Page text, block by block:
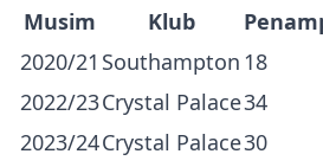
Musim Klub
2020/21 Southampton 18
2022/23Crystal Palace34
2023/24Crystal Palace30